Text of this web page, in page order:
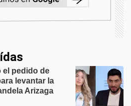
el pedido de
levantar la
Arizaga